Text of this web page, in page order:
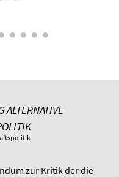
ALTERNATIVE
zur Kritik der die